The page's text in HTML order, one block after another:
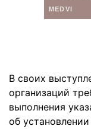
В своих
организаций
выполнения
об